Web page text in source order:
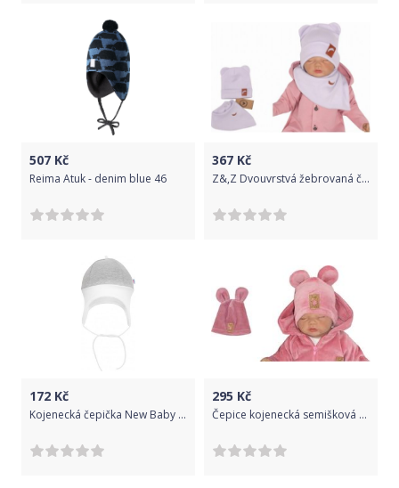
507 Kč
Reima Atuk - denim blue 46
367 Kč
Z&,Z Dvouvrstvá žebrovaná čepička s oušky + šátek, lila, Velikost koj. oblečení 38/40 čepičky obvod
172 Kč
Kojenecká čepička New Baby The Best šedá, Šedá, 86 (12-18m)
295 Kč
Čepice kojenecká semišková - OUŠKA pudrově růžová - vel.56-62